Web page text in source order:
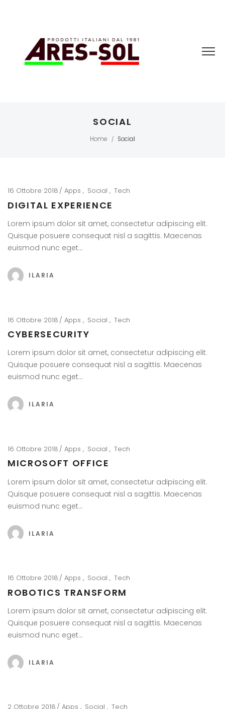
SOCIAL
Home / Social
16 Ottobre 2018 Apps Social Tech
DIGITAL EXPERIENCE
Lorem ipsum dolor sit amet, consectetur adipiscing elit.
Quisque posuere consequat nisl a sagittis. Maecenas
euismod nunc eget…
ILARIA
16 Ottobre 2018 Apps Social Tech
CYBERSECURITY
Lorem ipsum dolor sit amet, consectetur adipiscing elit.
Quisque posuere consequat nisl a sagittis. Maecenas
euismod nunc eget…
ILARIA
16 Ottobre 2018 Apps Social Tech
MICROSOFT OFFICE
Lorem ipsum dolor sit amet, consectetur adipiscing elit.
Quisque posuere consequat nisl a sagittis. Maecenas
euismod nunc eget…
ILARIA
16 Ottobre 2018 Apps Social Tech
ROBOTICS TRANSFORM
Lorem ipsum dolor sit amet, consectetur adipiscing elit.
Quisque posuere consequat nisl a sagittis. Maecenas
euismod nunc eget…
ILARIA
2 Ottobre 2018 Apps Social Tech